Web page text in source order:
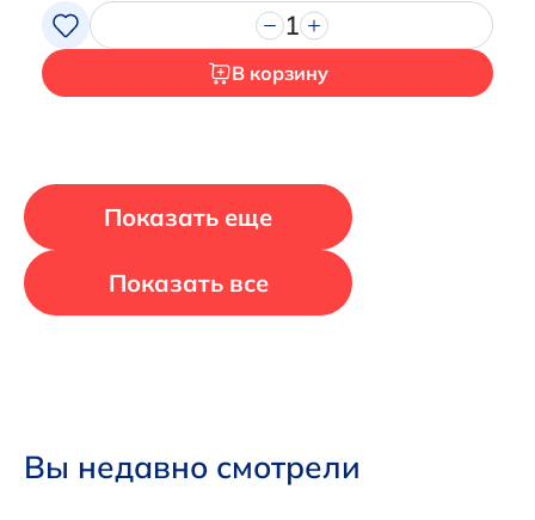
1
В корзину
Показать еще
Показать все
Вы недавно смотрели